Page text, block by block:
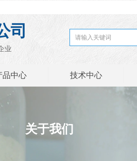
司
业
品中心 技术中心
关于我们